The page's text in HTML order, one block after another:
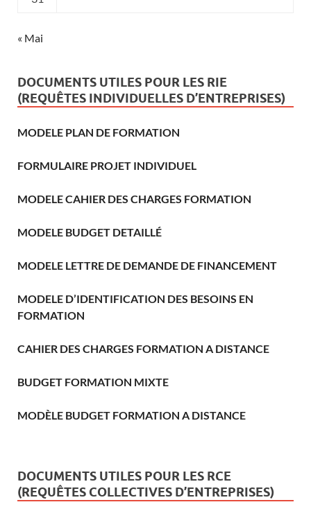
« Mai
DOCUMENTS UTILES POUR LES RIE
(REQUÊTES INDIVIDUELLES D’ENTREPRISES)
MODELE PLAN DE FORMATION
FORMULAIRE PROJET INDIVIDUEL
MODELE CAHIER DES CHARGES FORMATION
MODELE BUDGET DETAILLÉ
MODELE LETTRE DE DEMANDE DE FINANCEMENT
MODELE D’IDENTIFICATION DES BESOINS EN
FORMATION
CAHIER DES CHARGES FORMATION A DISTANCE
BUDGET FORMATION MIXTE
MODÈLE BUDGET FORMATION A DISTANCE
DOCUMENTS UTILES POUR LES RCE
(REQUÊTES COLLECTIVES D’ENTREPRISES)